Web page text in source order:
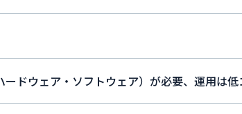
ードウェア・ソフトウェア）が必要、運用は低